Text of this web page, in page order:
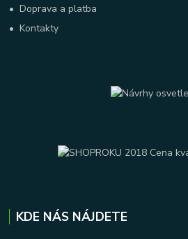
•Doprava a platba
•Kontakty
KDE NÁS NÁJDETE